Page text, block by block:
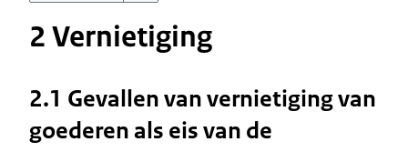
2 Vernietiging
2.1 Gevallen van vernietiging van
goederen als eis van de